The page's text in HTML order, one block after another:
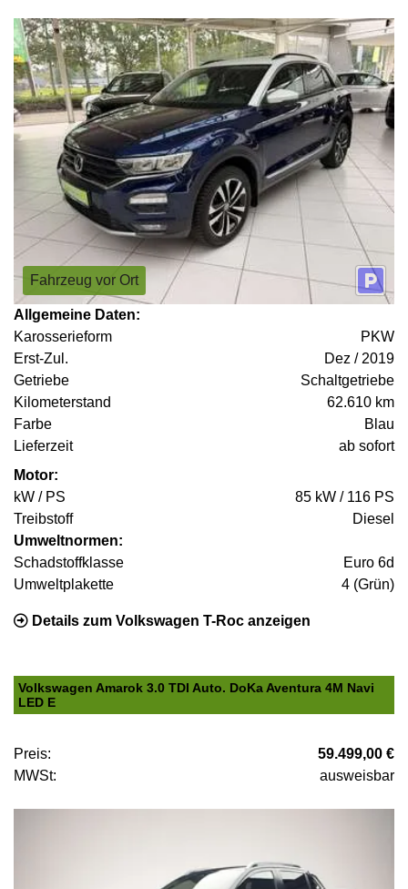
Fahrzeug vor Ort
Allgemeine Daten:
Karosserieform
PKW
Erst-Zul.
Dez / 2019
Getriebe
Schaltgetriebe
Kilometerstand
62.610 km
Farbe
Blau
Lieferzeit
ab sofort
Motor:
kW / PS
85 kW / 116 PS
Treibstoff
Diesel
Umweltnormen:
Schadstoffklasse
Euro 6d
Umweltplakette
4 (Grün)
Details zum Volkswagen T-Roc anzeigen
Volkswagen Amarok 3.0 TDI Auto. DoKa Aventura 4M Navi
LED E
Preis:
59.499,00 €
MWSt:
ausweisbar